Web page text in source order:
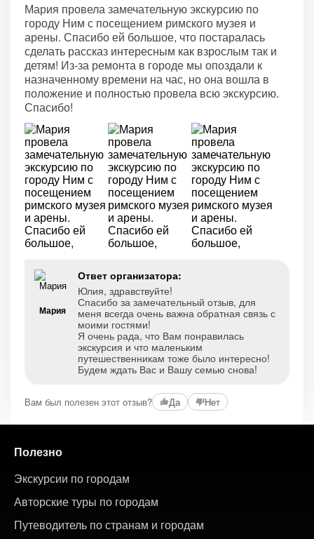
Мария провела замечательную экскурсию по
городу Ним с посещением римского музея и
арены. Спасибо ей большое, что постаралась
сделать рассказ интересным как взрослым так и
детям! Из-за ремонта в городе мы опоздали к
назначенному времени на час, но она вошла в
положение и полностью провела всю экскурсию.
Спасибо!
Мария
Ответ организатора:
Юлия, здравствуйте!
Спасибо за замечательный отзыв, для
меня всегда очень важна обратная связь с
моими гостями!
Я очень рада, что Вам понравилась
экскурсия и что маленьким
путешественникам тоже было интересно!
Будем ждать Вас и Вашу семью снова!
Вам был полезен этот отзыв? Да Нет
Полезно
Экскурсии по городам
Авторские туры по городам
Путеводитель по странам и городам